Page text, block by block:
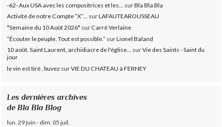
-62- Aux USA avec les compositrices et les...
surBla Bla Bla
Activité de notre Compte ”X”... surLAFAUTEAROUSSEAU
*Semaine du 10 Août 2026* surCarré Verlaine
”Écouter le peuple. Tout est possible.” surLionel Baland
10 août. Saint Laurent, archidiacre de l'église... surVie des Saints - Saint du
jour
le vin est tiré , buvez surVIE DU CHATEAU à FERNEY
Les dernières archives
de Bla Bla Blog
lun. 29 juin - dim. 05 juil.